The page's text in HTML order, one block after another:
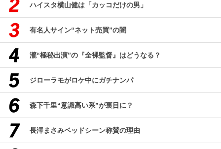
ハイスタ横山健は「カッコだけの男」
有名人サイン“ネット売買”の闇
瀧“極秘出演”の『全裸監督』はどうなる？
ジローラモがロケ中にガチナンパ
森下千里“意識高い系”が裏目に？
長澤まさみベッドシーン称賛の理由